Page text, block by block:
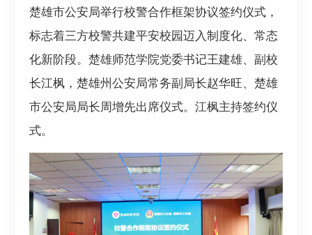
楚雄市公安局举行校警合作框架协议签约仪式，
标志着三方校警共建平安校园迈入制度化、常态
化新阶段。楚雄师范学院党委书记王建雄、副校
长江枫，楚雄州公安局常务副局长赵华旺、楚雄
市公安局局长周增先出席仪式。江枫主持签约仪
式。